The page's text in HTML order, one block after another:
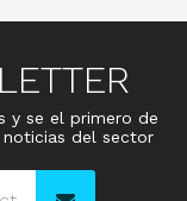
y se el primero de
del sector